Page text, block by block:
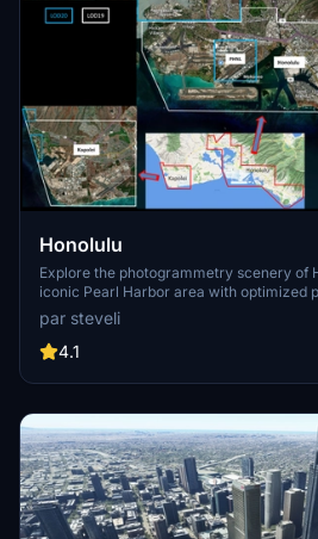
Honolulu
Explore the photogrammetry scenery of
iconic Pearl Harbor area with optimized
FPS. Discover Waikiki, Honolulu
detailed addon. Enhance your
carriers, battleships, and military
enjoy this mod.
par steveli
4.1